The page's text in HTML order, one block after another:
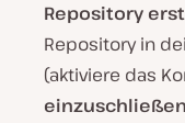
Repository
Repository in
(aktiviere das
einzuschließen